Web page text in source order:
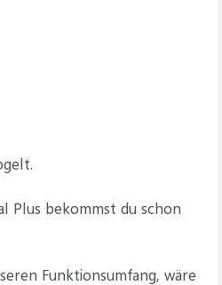
Plus bekommst du schon
Funktionsumfang, wäre